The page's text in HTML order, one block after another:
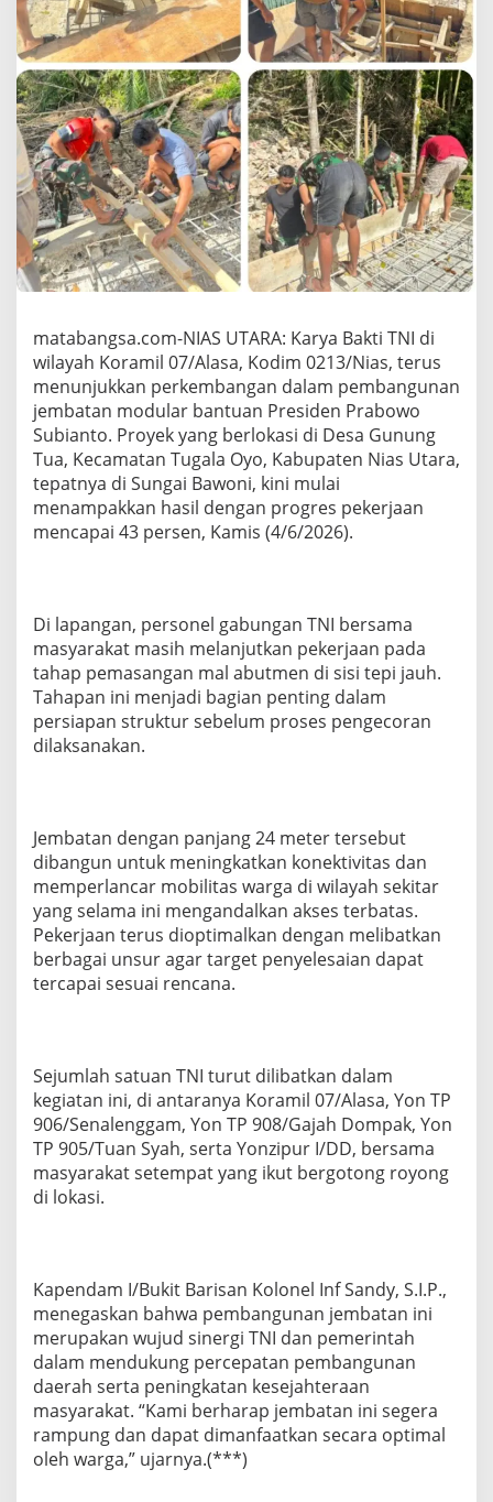
l
a
O
y
o
N
i
a
s
U
t
a
r
a
,
m
b
a
t
a
n
M
o
d
u
l
a
n
u
a
n
d
e
n
u
n
j
u
P
r
o
g
r
e
S
e
g
e
r
R
a
m
p
matabangsa.com-NIAS UTARA: Karya Bakti TNI di
wilayah Koramil 07/Alasa, Kodim 0213/Nias, terus
menunjukkan perkembangan dalam pembangunan
jembatan modular bantuan Presiden Prabowo
Subianto. Proyek yang berlokasi di Desa Gunung
Tua, Kecamatan Tugala Oyo, Kabupaten Nias Utara,
tepatnya di Sungai Bawoni, kini mulai
menampakkan hasil dengan progres pekerjaan
mencapai 43 persen, Kamis (4/6/2026).
Di lapangan, personel gabungan TNI bersama
masyarakat masih melanjutkan pekerjaan pada
tahap pemasangan mal abutmen di sisi tepi jauh.
Tahapan ini menjadi bagian penting dalam
persiapan struktur sebelum proses pengecoran
dilaksanakan.
Jembatan dengan panjang 24 meter tersebut
dibangun untuk meningkatkan konektivitas dan
memperlancar mobilitas warga di wilayah sekitar
yang selama ini mengandalkan akses terbatas.
Pekerjaan terus dioptimalkan dengan melibatkan
berbagai unsur agar target penyelesaian dapat
tercapai sesuai rencana.
Sejumlah satuan TNI turut dilibatkan dalam
kegiatan ini, di antaranya Koramil 07/Alasa, Yon TP
906/Senalenggam, Yon TP 908/Gajah Dompak, Yon
TP 905/Tuan Syah, serta Yonzipur I/DD, bersama
masyarakat setempat yang ikut bergotong royong
di lokasi.
Kapendam I/Bukit Barisan Kolonel Inf Sandy, S.I.P.,
menegaskan bahwa pembangunan jembatan ini
merupakan wujud sinergi TNI dan pemerintah
dalam mendukung percepatan pembangunan
daerah serta peningkatan kesejahteraan
masyarakat. “Kami berharap jembatan ini segera
rampung dan dapat dimanfaatkan secara optimal
oleh warga,” ujarnya.(***)